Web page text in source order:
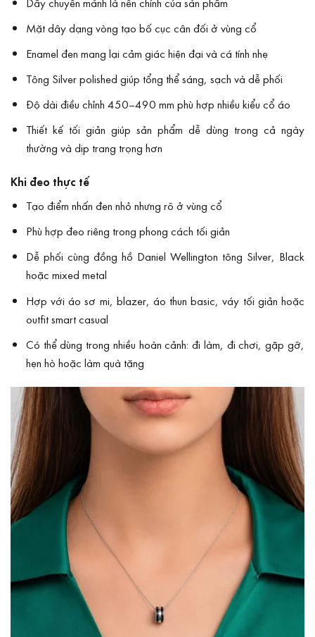
Mặt dây dạng vòng tạo bố cục cân đối ở vùng cổ
Enamel đen mang lại cảm giác hiện đại và cá tính nhẹ
Tông Silver polished giúp tổng thể sáng, sạch và dễ phối
Độ dài điều chỉnh 450–490 mm phù hợp nhiều kiểu cổ áo
Thiết kế tối giản giúp sản phẩm dễ dùng trong cả ngày
thường và dịp trang trọng hơn
Khi đeo thực tế
Tạo điểm nhấn đen nhỏ nhưng rõ ở vùng cổ
Phù hợp đeo riêng trong phong cách tối giản
Dễ phối cùng đồng hồ Daniel Wellington tông Silver, Black
hoặc mixed metal
Hợp với áo sơ mi, blazer, áo thun basic, váy tối giản hoặc
outfit smart casual
Có thể dùng trong nhiều hoàn cảnh: đi làm, đi chơi, gặp gỡ,
hẹn hò hoặc làm quà tặng